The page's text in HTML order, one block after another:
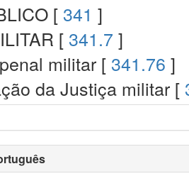
[ 341 ]
[ 341.7 ]
militar [ 341.76 ]
da Justiça militar [